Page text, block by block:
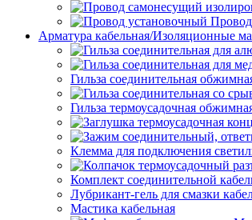
Арматура кабельная/Изоляционные
Гильза соединительная
Гильза термоусадочная
Клемма для подключения
Комплект соединительной
Лубрикант-гель для смазки
Мастика кабельная